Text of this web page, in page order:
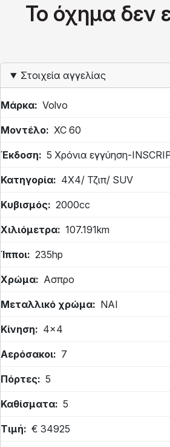
Το όχημα δεν
Στοιχεία αγγελίας
Μάρκα Volvo
Μοντέλο XC 60
Έκδοση 5 Χρόνια εγγύηση-
Κατηγορία 4Χ4/ Τζιπ/ SUV
Κυβισμός 2000cc
Χιλιόμετρα 107.191km
Ίπποι 235hp
Χρώμα Ασπρο
Μεταλλικό χρώμα ΝΑΙ
Κίνηση 4x4
Αερόσακοι 7
Πόρτες 5
Καθίσματα 5
Τιμή € 34925